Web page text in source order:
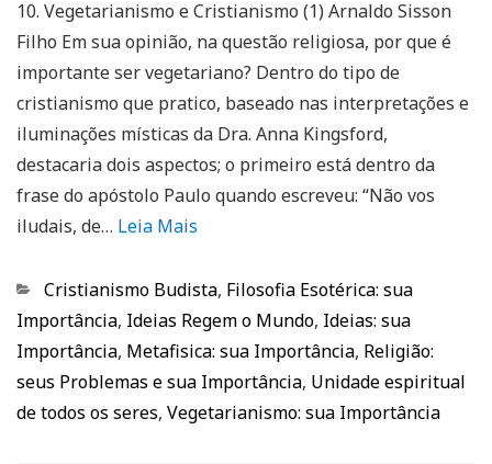
10. Vegetarianismo e Cristianismo (1) Arnaldo Sisson
Filho Em sua opinião, na questão religiosa, por que é
importante ser vegetariano? Dentro do tipo de
cristianismo que pratico, baseado nas interpretações e
iluminações místicas da Dra. Anna Kingsford,
destacaria dois aspectos; o primeiro está dentro da
frase do apóstolo Paulo quando escreveu: “Não vos
iludais, de… Leia Mais
Categorias
Cristianismo Budista, Filosofia Esotérica: sua
Importância, Ideias Regem o Mundo, Ideias: sua
Importância, Metafisica: sua Importância, Religião:
seus Problemas e sua Importância, Unidade espiritual
de todos os seres, Vegetarianismo: sua Importância